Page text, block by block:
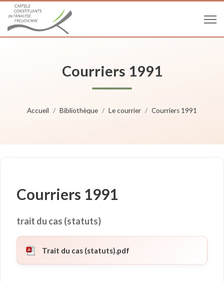
Courriers 1991
Accueil Bibliothèque Le courrier Courriers 1991
Courriers 1991
trait du cas (statuts)
Trait du cas (statuts).pdf